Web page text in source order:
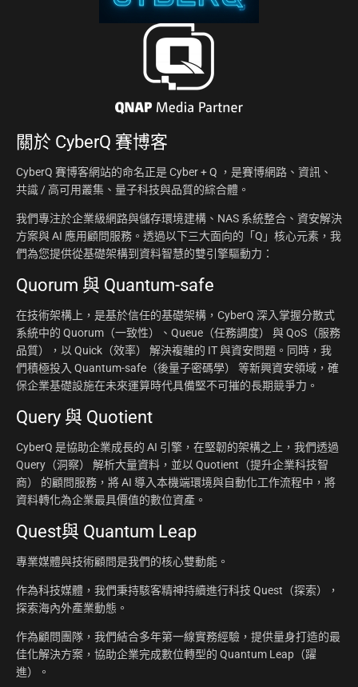
關於 CyberQ 賽博客
CyberQ 賽博客網站的命名正是 Cyber + Q ，是賽博網路、資訊、
共識 / 高可用叢集、量子科技與品質的綜合體。
我們專注於企業級網路與儲存環境建構、NAS 系統整合、資安解決
方案與 AI 應用顧問服務。透過以下三大面向的「Q」核心元素，我
們為您提供從基礎架構到資料智慧的雙引擎驅動力：
Quorum 與 Quantum-safe
在技術架構上，是基於信任的基礎架構，CyberQ 深入掌握分散式
系統中的 Quorum（一致性）、Queue（任務調度） 與 QoS（服務
品質），以 Quick（效率） 解決複雜的 IT 與資安問題。同時，我
們積極投入 Quantum-safe（後量子密碼學） 等新興資安領域，確
保企業基礎設施在未來運算時代具備堅不可摧的長期競爭力。
Query 與 Quotient
CyberQ 是協助企業成長的 AI 引擎，在堅韌的架構之上，我們透過
Query（洞察） 解析大量資料，並以 Quotient（提升企業科技智
商） 的顧問服務，將 AI 導入本機端環境與自動化工作流程中，將
資料轉化為企業最具價值的數位資產。
Quest與 Quantum Leap
專業媒體與技術顧問是我們的核心雙動能。
作為科技媒體，我們秉持駭客精神持續進行科技 Quest（探索），
探索海內外產業動態。
作為顧問團隊，我們結合多年第一線實務經驗，提供量身打造的最
佳化解決方案，協助企業完成數位轉型的 Quantum Leap（躍
進）。